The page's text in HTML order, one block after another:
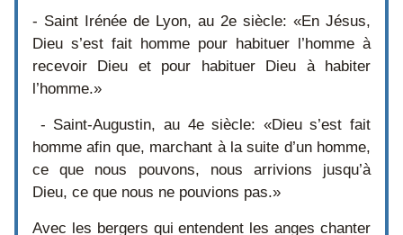
- Saint Irénée de Lyon, au 2e siècle: «En Jésus,
Dieu s’est fait homme pour habituer l’homme à
recevoir Dieu et pour habituer Dieu à habiter
l’homme.»
- Saint-Augustin, au 4e siècle: «Dieu s’est fait
homme afin que, marchant à la suite d’un homme,
ce que nous pouvons, nous arrivions jusqu’à
Dieu, ce que nous ne pouvions pas.»
Avec les bergers qui entendent les anges chanter